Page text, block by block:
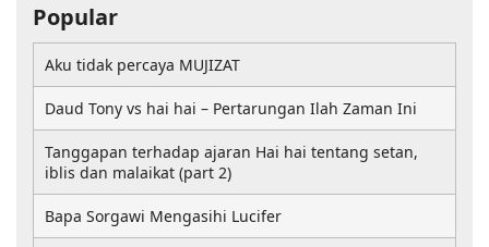
Popular
Aku tidak percaya MUJIZAT
Daud Tony vs hai hai – Pertarungan Ilah Zaman Ini
Tanggapan terhadap ajaran Hai hai tentang setan,
iblis dan malaikat (part 2)
Bapa Sorgawi Mengasihi Lucifer